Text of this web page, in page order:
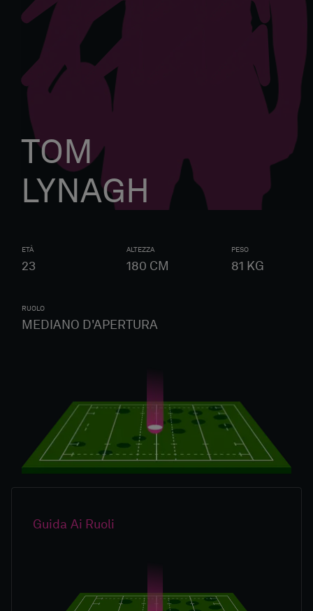
TOM
LYNAGH
ETÀ
23
ALTEZZA
180 CM
PESO
81 KG
RUOLO
MEDIANO D'APERTURA
Guida Ai Ruoli